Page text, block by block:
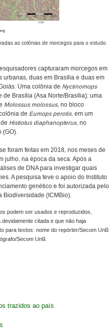
as colônias de morcegos para o estudo.
capturaram morcegos em
duas em Brasília e duas em
Uma colônia de Nyctinomops
Brasília (Asa Norte/Brasília); uma
Molossus molossus, no bloco
de Eumops perotis, em um
Histiotus diaphanopterus, no
(GO).
foram feitas em 2018, nos meses de
julho, na época da seca. Após a
de DNA para investigar quais
A pesquisa teve o apoio do Instituto
genético e foi autorizada pelo
Biodiversidade (ICMBio).
podem ser usados e reproduzidos,
citada e que não haja
para textos: nome do repórter/Secom UnB
Secom UnB.
trazidos ao país